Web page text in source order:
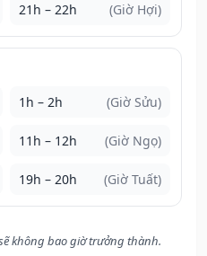
21h – 22h (Giờ Hợi)
1h – 2h (Giờ Sửu)
11h – 12h (Giờ Ngọ)
19h – 20h (Giờ Tuất)
không bao giờ trưởng thành.